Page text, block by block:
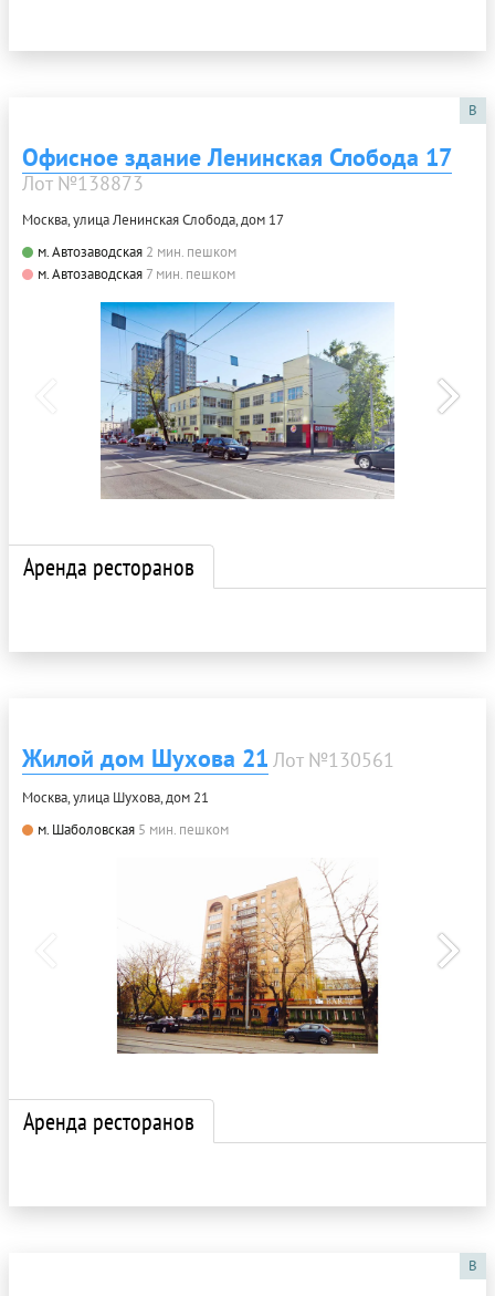
B
Офисное здание Ленинская Слобода 17
Лот №138873
Москва, улица Ленинская Слобода, дом 17
м. Автозаводская 2 мин. пешком
м. Автозаводская 7 мин. пешком
Аренда ресторанов
Жилой дом Шухова 21 Лот №130561
Москва, улица Шухова, дом 21
м. Шаболовская 5 мин. пешком
Аренда ресторанов
B